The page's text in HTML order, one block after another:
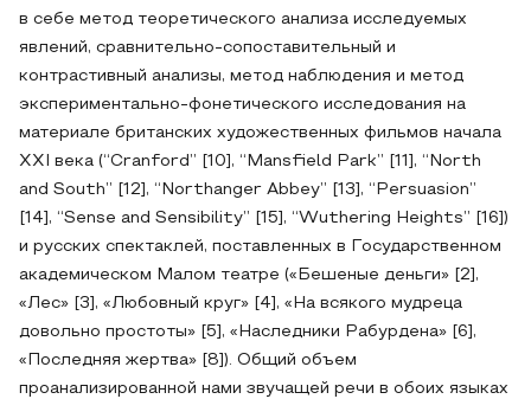
в себе метод теоретического анализа исследуемых
явлений, сравнительно-сопоставительный и
контрастивный анализы, метод наблюдения и метод
экспериментально-фонетического исследования на
материале британских художественных фильмов начала
XXI века (“Cranford” [10], “Mansfield Park” [11], “North
and South” [12], “Northanger Abbey” [13], “Persuasion”
[14], “Sense and Sensibility” [15], “Wuthering Heights” [16])
и русских спектаклей, поставленных в Государственном
академическом Малом театре («Бешеные деньги» [2],
«Лес» [3], «Любовный круг» [4], «На всякого мудреца
довольно простоты» [5], «Наследники Рабурдена» [6],
«Последняя жертва» [8]). Общий объем
проанализированной нами звучащей речи в обоих языках